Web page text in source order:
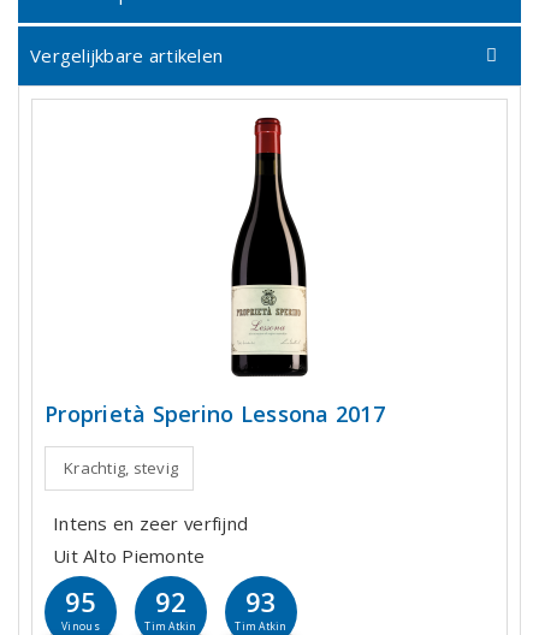
Vergelijkbare artikelen
Proprietà Sperino Lessona 2017
Krachtig, stevig
Intens en zeer verfijnd
Uit Alto Piemonte
95
Vinous
92
Tim Atkin
93
Tim Atkin